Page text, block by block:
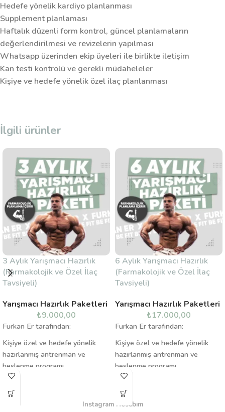
Hedefe yönelik kardiyo planlanması
Supplement planlaması
Haftalık düzenli form kontrol, güncel planlamaların
değerlendirilmesi ve revizelerin yapılması
Whatsapp üzerinden ekip üyeleri ile birlikte iletişim
Kan testi kontrolü ve gerekli müdaheleler
Kişiye ve hedefe yönelik özel ilaç planlanması
İlgili ürünler
3 Aylık Yarışmacı Hazırlık
(Farmakolojik ve Özel İlaç
Tavsiyeli)
Yarışmacı Hazırlık Paketleri
₺9.000,00
Furkan Er tarafından:
Kişiye özel ve hedefe yönelik
hazırlanmış antrenman ve
beslenme programı
Hedefe yönelik kardiyo
planlanması
6 Aylık Yarışmacı Hazırlık
(Farmakolojik ve Özel İlaç
Tavsiyeli)
Yarışmacı Hazırlık Paketleri
₺17.000,00
Furkan Er tarafından:
Kişiye özel ve hedefe yönelik
hazırlanmış antrenman ve
beslenme programı
Hedefe yönelik kardiyo
planlanması
Supplement planlaması
Instagram Hesabım